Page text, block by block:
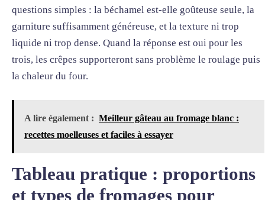
questions simples : la béchamel est-elle goûteuse seule, la
garniture suffisamment généreuse, et la texture ni trop
liquide ni trop dense. Quand la réponse est oui pour les
trois, les crêpes supporteront sans problème le roulage puis
la chaleur du four.
A lire également : Meilleur gâteau au fromage blanc :
recettes moelleuses et faciles à essayer
Tableau pratique : proportions
et types de fromages pour